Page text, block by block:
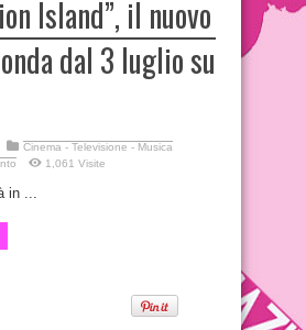
Island”, il nuovo
dal 3 luglio su
Cinema - Televisione - Musica
1,061 Visite
in ...